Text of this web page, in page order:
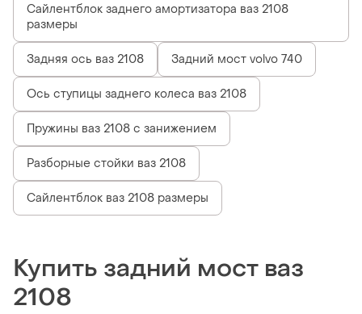
Сайлентблок заднего амортизатора ваз 2108
размеры
Задняя ось ваз 2108 Задний мост volvo 740
Ось ступицы заднего колеса ваз 2108
Пружины ваз 2108 с занижением
Разборные стойки ваз 2108
Сайлентблок ваз 2108 размеры
Купить задний мост ваз
2108